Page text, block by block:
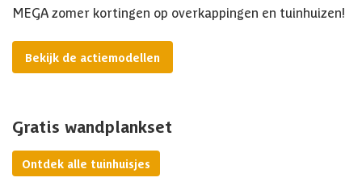
MEGA zomer kortingen op overkappingen en tuinhuizen!
Bekijk de actiemodellen
Gratis wandplankset
Ontdek alle tuinhuisjes